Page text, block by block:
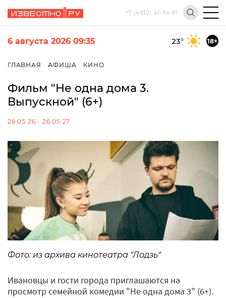
+7 (4932) 41-94-81
6 августа 2026 09:35 23° 18+
ГЛАВНАЯ АФИША КИНО
Фильм "Не одна дома 3.
Выпускной" (6+)
26.05.26 - 26.05.27
Фото: из архива кинотеатра "Лодзь"
Ивановцы и гости города приглашаются на
просмотр семейной комедии "Не одна дома 3" (6+).